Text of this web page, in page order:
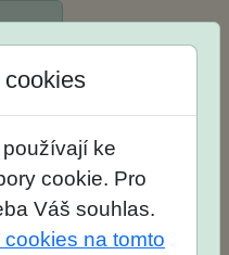
ke
cookie. Pro
Váš souhlas.
na tomto